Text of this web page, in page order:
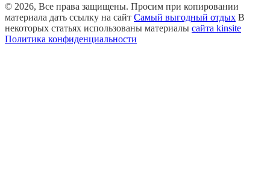
© 2026, Все права защищены. Просим при копировании
материала дать ссылку на сайт Самый выгодный отдых В
некоторых статьях использованы материалы сайта kinsite
Политика конфиденциальности